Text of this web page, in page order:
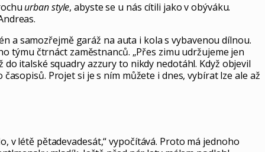
urban style, abyste se u nás cítili jako v obýváku.
a samozřejmě garáž na auta i kola s vybavenou dílnou.
týmu čtrnáct zaměstnanců. „Přes zimu udržujeme jen
italské squadry azzury to nikdy nedotáhl. Když objevil
Projet si je s ním můžete i dnes, vybírat lze ale až
v létě pětadevadesát,“ vypočítává. Proto má jednoho